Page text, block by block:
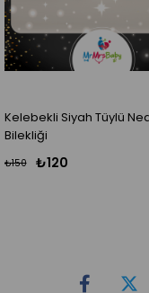
Siyah Tüylü Nedime